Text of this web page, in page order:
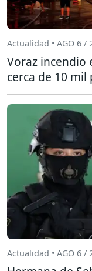
Actualidad • AGO 6 /
Voraz incendio
cerca de 10
Actualidad • AGO 6 /